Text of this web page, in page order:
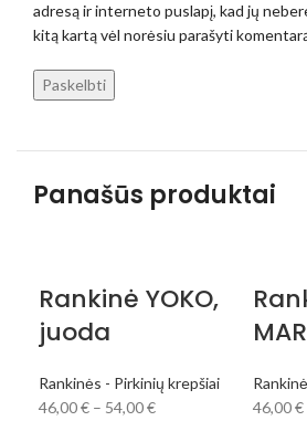
adresą ir interneto puslapį, kad jų
kitą kartą vėl norėsiu parašyti
Panašūs produktai
Rankinė YOKO,
juoda
Rankinės - Pirkinių krepšiai
46,00€ – 54,00€
46,00€